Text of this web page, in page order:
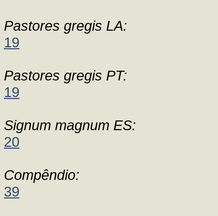
Pastores gregis LA:
19
Pastores gregis PT:
19
Signum magnum ES:
20
Compêndio:
39